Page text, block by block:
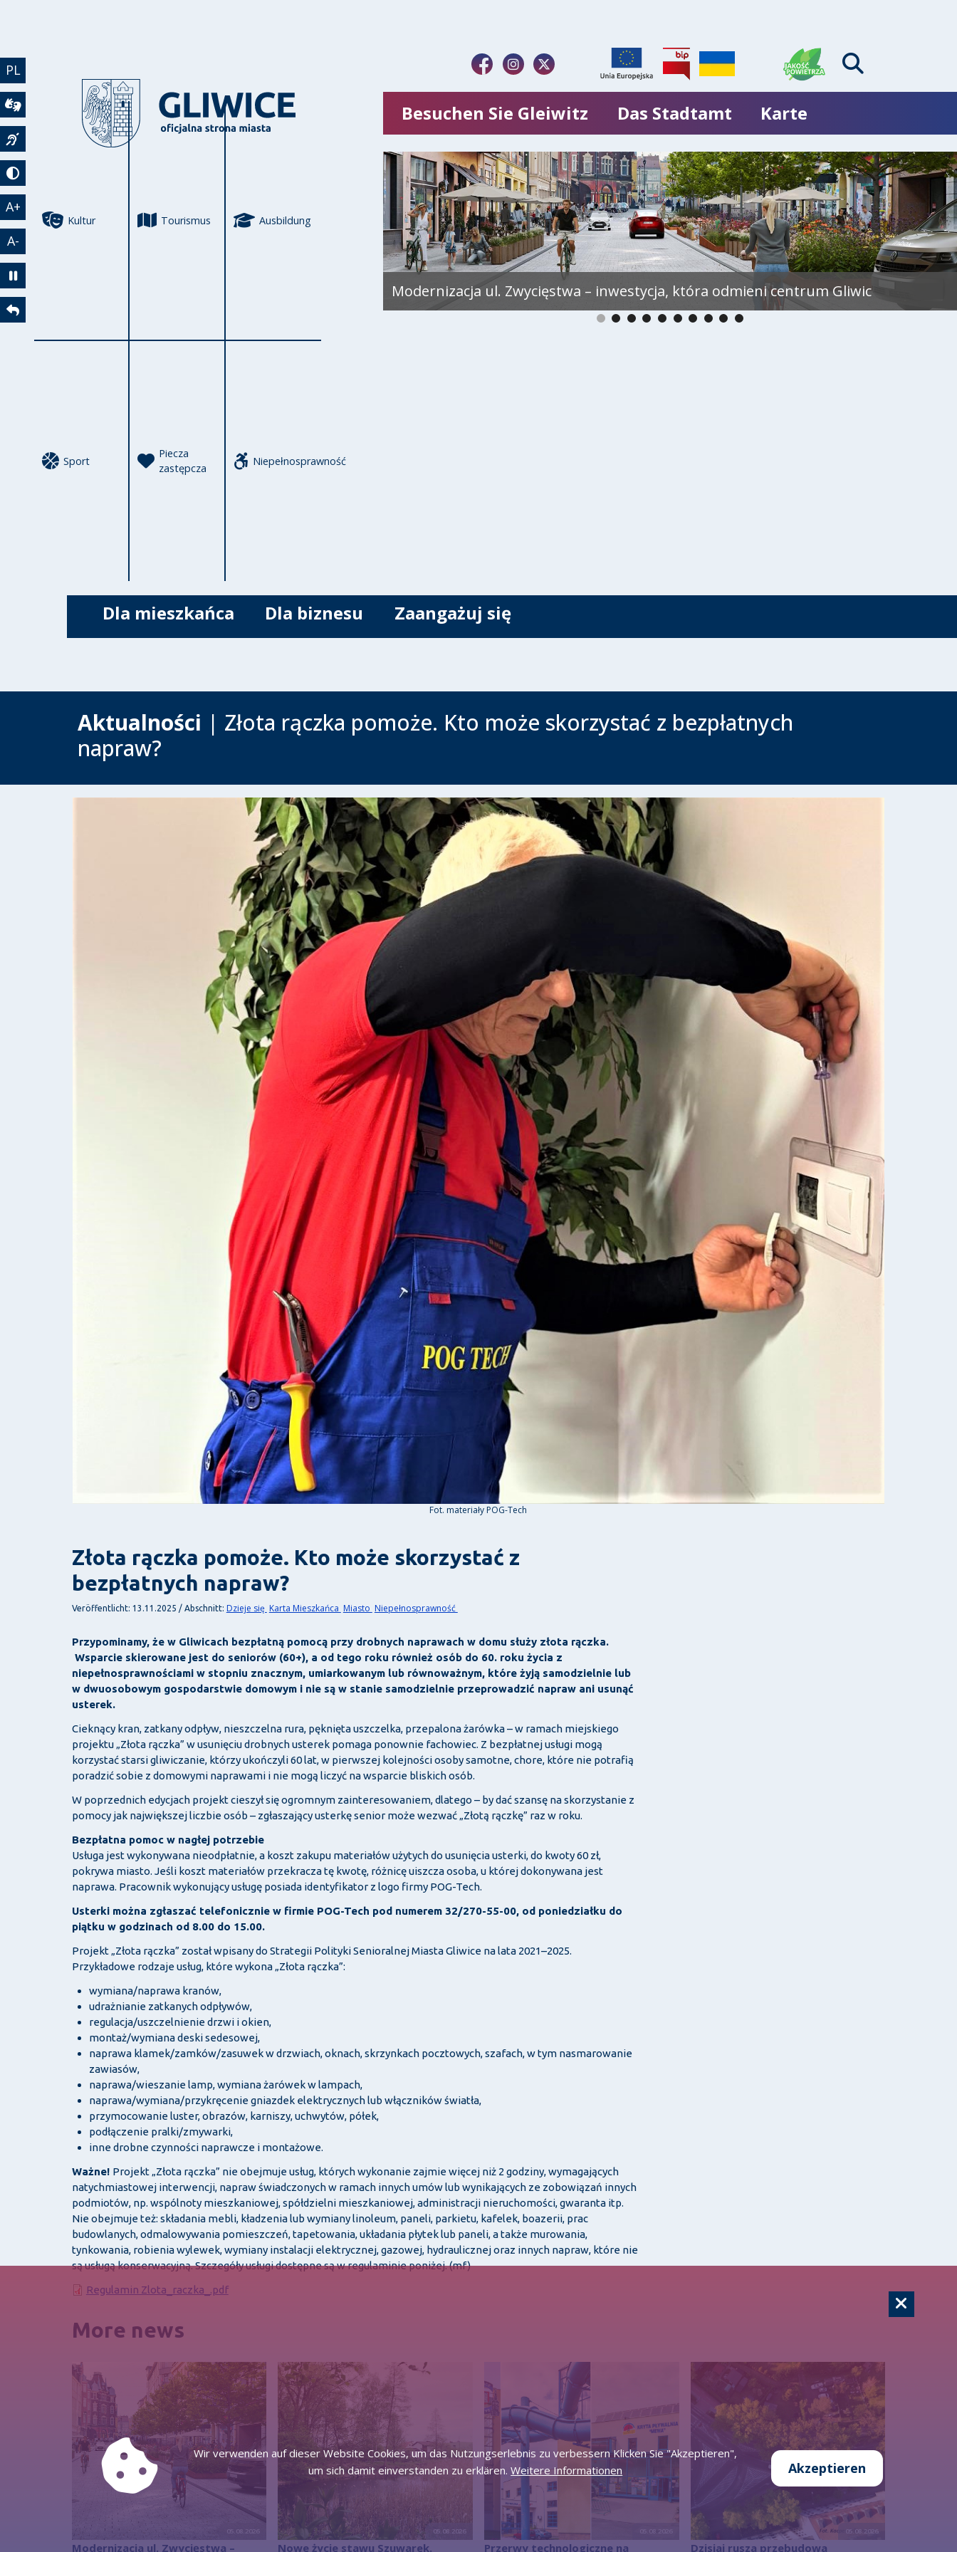
PL
Wideotłumacz
Język migowy
Tryb kontrastowy
A+
A-
Zatrzymaj animację
Powrót
Besuchen Sie Gleiwitz Das Stadtamt Karte
Modernizacja ul. Zwycięstwa – inwestycja, która odmieni centrum Gliwic
Kultur Tourismus Ausbildung
Sport
Piecza
zastępcza
Niepełnosprawność
Dla mieszkańca Dla biznesu Zaangażuj się
Aktualności | Złota rączka pomoże. Kto może skorzystać z bezpłatnych
napraw?
Fot. materiały POG-Tech
Złota rączka pomoże. Kto może skorzystać z
bezpłatnych napraw?
Veröffentlicht: 13.11.2025 / Abschnitt: Dzieje się Karta Mieszkańca Miasto Niepełnosprawność
Przypominamy, że w Gliwicach bezpłatną pomocą przy drobnych naprawach w domu służy złota rączka.
Wsparcie skierowane jest do seniorów (60+), a od tego roku również osób do 60. roku życia z
niepełnosprawnościami w stopniu znacznym, umiarkowanym lub równoważnym, które żyją samodzielnie lub
w dwuosobowym gospodarstwie domowym i nie są w stanie samodzielnie przeprowadzić napraw ani usunąć
usterek.
Cieknący kran, zatkany odpływ, nieszczelna rura, pęknięta uszczelka, przepalona żarówka – w ramach miejskiego
projektu „Złota rączka” w usunięciu drobnych usterek pomaga ponownie fachowiec. Z bezpłatnej usługi mogą
korzystać starsi gliwiczanie, którzy ukończyli 60 lat, w pierwszej kolejności osoby samotne, chore, które nie potrafią
poradzić sobie z domowymi naprawami i nie mogą liczyć na wsparcie bliskich osób.
W poprzednich edycjach projekt cieszył się ogromnym zainteresowaniem, dlatego – by dać szansę na skorzystanie z
pomocy jak największej liczbie osób – zgłaszający usterkę senior może wezwać „Złotą rączkę” raz w roku.
Bezpłatna pomoc w nagłej potrzebie
Usługa jest wykonywana nieodpłatnie, a koszt zakupu materiałów użytych do usunięcia usterki, do kwoty 60 zł,
pokrywa miasto. Jeśli koszt materiałów przekracza tę kwotę, różnicę uiszcza osoba, u której dokonywana jest
naprawa. Pracownik wykonujący usługę posiada identyfikator z logo firmy POG-Tech.
Usterki można zgłaszać telefonicznie w firmie POG-Tech pod numerem 32/270-55-00, od poniedziałku do
piątku w godzinach od 8.00 do 15.00.
Projekt „Złota rączka” został wpisany do Strategii Polityki Senioralnej Miasta Gliwice na lata 2021–2025.
Przykładowe rodzaje usług, które wykona „Złota rączka”:
wymiana/naprawa kranów,
udrażnianie zatkanych odpływów,
regulacja/uszczelnienie drzwi i okien,
montaż/wymiana deski sedesowej,
naprawa klamek/zamków/zasuwek w drzwiach, oknach, skrzynkach pocztowych, szafach, w tym nasmarowanie
zawiasów,
naprawa/wieszanie lamp, wymiana żarówek w lampach,
naprawa/wymiana/przykręcenie gniazdek elektrycznych lub włączników światła,
przymocowanie luster, obrazów, karniszy, uchwytów, półek,
podłączenie pralki/zmywarki,
inne drobne czynności naprawcze i montażowe.
Ważne! Projekt „Złota rączka” nie obejmuje usług, których wykonanie zajmie więcej niż 2 godziny, wymagających
natychmiastowej interwencji, napraw świadczonych w ramach innych umów lub wynikających ze zobowiązań innych
podmiotów, np. wspólnoty mieszkaniowej, spółdzielni mieszkaniowej, administracji nieruchomości, gwaranta itp.
Nie obejmuje też: składania mebli, kładzenia lub wymiany linoleum, paneli, parkietu, kafelek, boazerii, prac
budowlanych, odmalowywania pomieszczeń, tapetowania, układania płytek lub paneli, a także murowania,
tynkowania, robienia wylewek, wymiany instalacji elektrycznej, gazowej, hydraulicznej oraz innych napraw, które nie
są usługą konserwacyjną. Szczegóły usługi dostępne są w regulaminie poniżej. (mf)
Dokument
Regulamin Zlota_raczka_.pdf
More news
05.08.2026
Modernizacja ul. Zwycięstwa –
05.08.2026
Nowe życie stawu Szuwarek.
05.08.2026
Przerwy technologiczne na
05.08.2026
Dzisiaj rusza przebudowa
Wir verwenden auf dieser Website Cookies, um das Nutzungserlebnis zu verbessern Klicken Sie "Akzeptieren",
um sich damit einverstanden zu erklären.Weitere Informationen Akzeptieren